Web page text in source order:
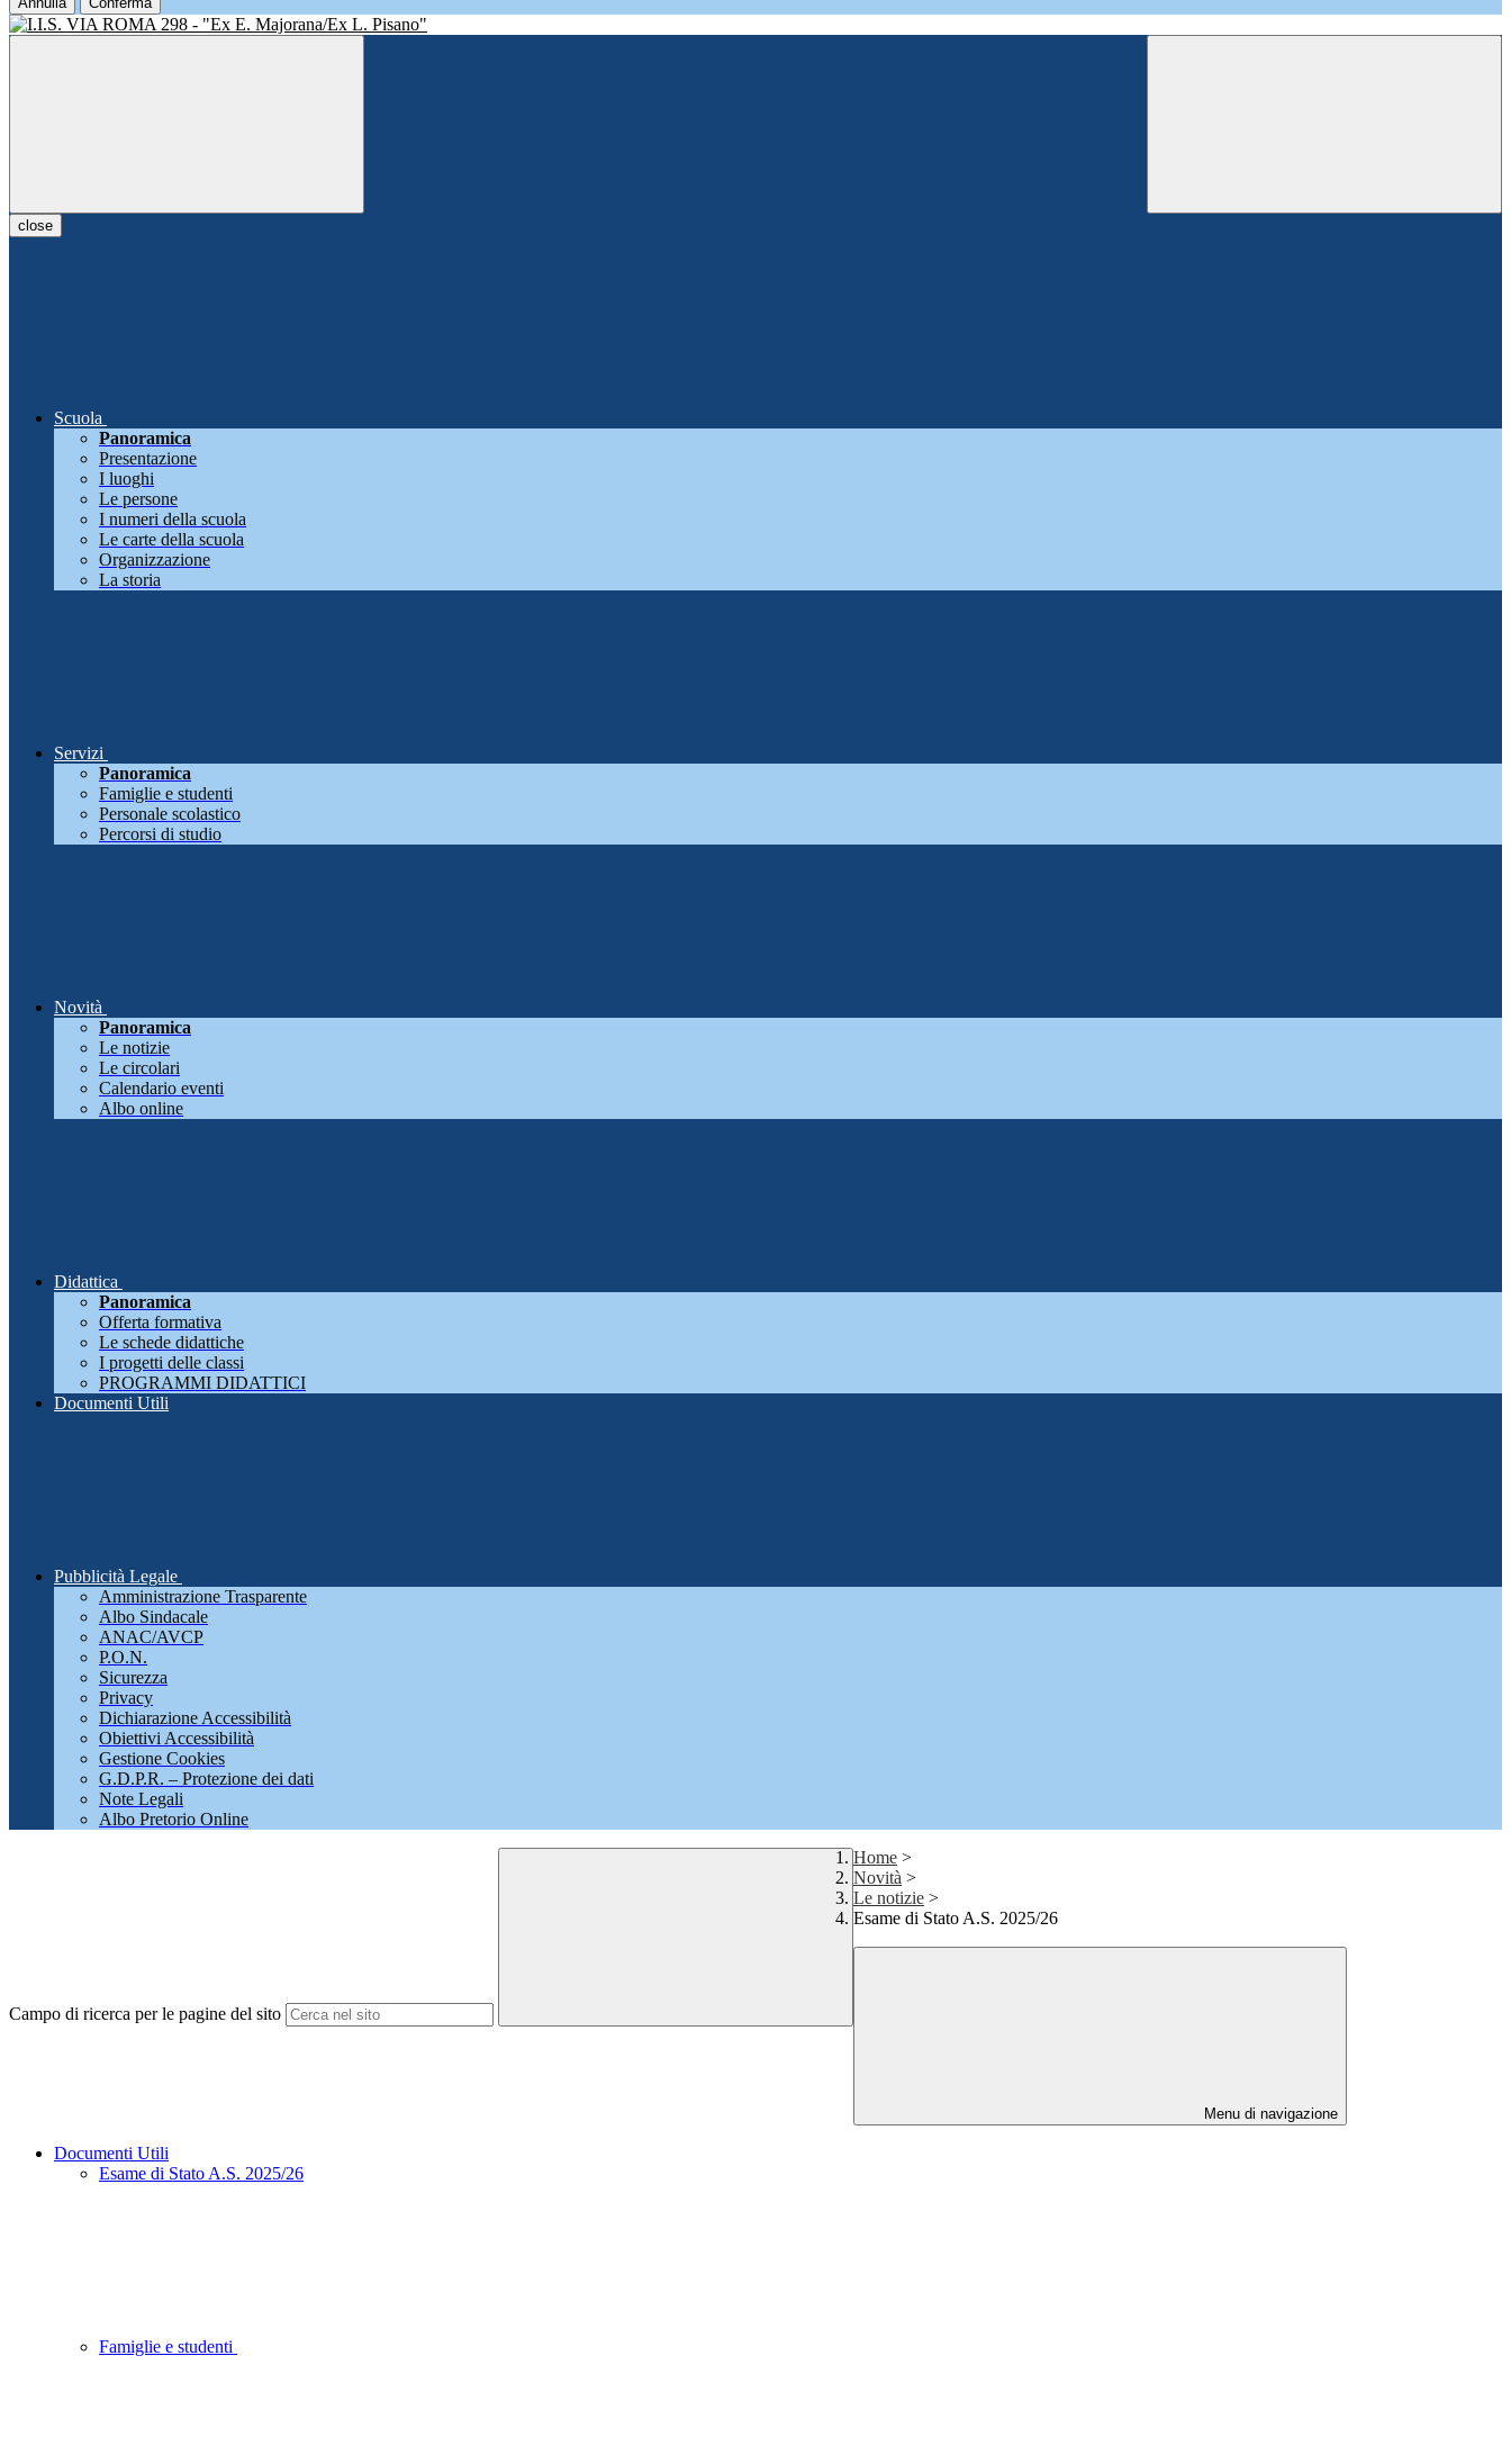
close
Scuola
Panoramica
Presentazione
I luoghi
Le persone
I numeri della scuola
Le carte della scuola
Organizzazione
La storia
Servizi
Panoramica
Famiglie e studenti
Personale scolastico
Percorsi di studio
Novità
Panoramica
Le notizie
Le circolari
Calendario eventi
Albo online
Didattica
Panoramica
Offerta formativa
Le schede didattiche
I progetti delle classi
PROGRAMMI DIDATTICI
Documenti Utili
Pubblicità Legale
Amministrazione Trasparente
Albo Sindacale
ANAC/AVCP
P.O.N.
Sicurezza
Privacy
Dichiarazione Accessibilità
Obiettivi Accessibilità
Gestione Cookies
G.D.P.R. – Protezione dei dati
Note Legali
Albo Pretorio Online
Campo di ricerca per le pagine del sito
Home >
Novità >
Le notizie >
Esame di Stato A.S. 2025/26
Menu di navigazione
Documenti Utili
Esame di Stato A.S. 2025/26
Famiglie e studenti